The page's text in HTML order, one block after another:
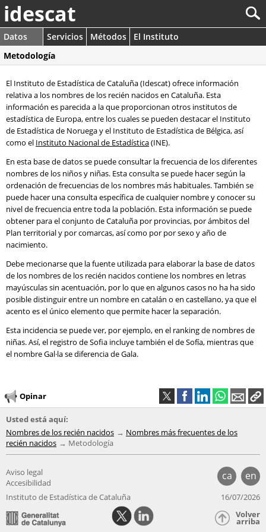
idescat
Datos Servicios Métodos
El Instituto
Metodología
El Instituto de Estadística de Cataluña (Idescat) ofrece información
relativa a los nombres de los recién nacidos en Cataluña. Esta
información es parecida a la que proporcionan otros institutos de
estadística de Europa, entre los cuales se pueden destacar el Instituto
de Estadística de Noruega y el Instituto de Estadística de Bélgica, así
como el Instituto Nacional de Estadística(INE).
En esta base de datos se puede consultar la frecuencia de los diferentes
nombres de los niños y niñas. Esta consulta se puede hacer según la
ordenación de frecuencias de los nombres más habituales. También se
puede hacer una consulta específica de cualquier nombre y conocer su
nivel de frecuencia entre toda la población. Esta información se puede
obtener para el conjunto de Cataluña por provincias, por ámbitos del
Plan territorial y por comarcas, así como por por sexo y año de
nacimiento.
Debe mecionarse que la fuente utilizada para elaborar la base de datos
de los nombres de los recién nacidos contiene los nombres en letras
mayúsculas sin acentuación, por lo que en algunos casos no ha ha sido
posible distinguir entre un nombre en catalán o en castellano, ya que el
acento es el único elemento que permite hacer la separación.
Esta incidencia se puede ver, por ejemplo, en el ranking de nombres de
niñas. Así, el registro de Sofia incluye también el de Sofía, mientras que
el nombre Gal·la se diferencia de Gala.
Opinar
Usted está aquí:
Nombres de los recién nacidos
Nombres más frecuentes de los
recién nacidos
Metodología
ca en
Aviso legal
Accesibilidad
Instituto de Estadística de Cataluña
16/07/2026
Volver
arriba